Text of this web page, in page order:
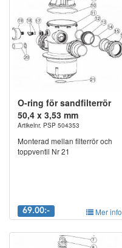
O-ring för sandfilterrör
50,4 x 3,53 mm
Artikelnr. PSP 504353
Monterad mellan filterrör och
toppventil Nr 21
69.00:- Mer info